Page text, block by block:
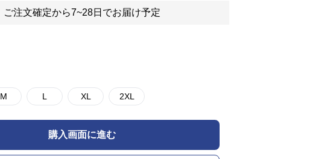
ご注文確定から7~28日でお届け予定
M L XL 2XL
購入画面に進む